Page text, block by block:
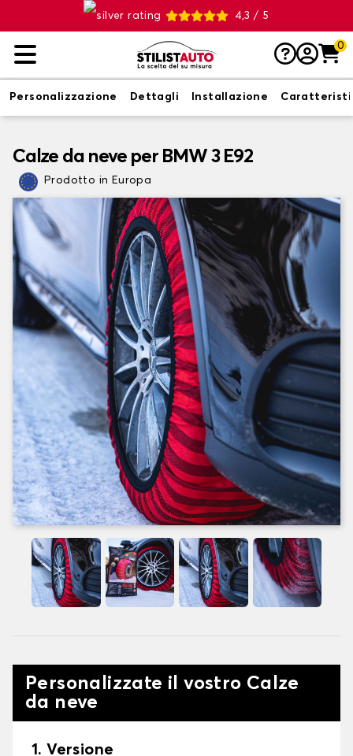
4,3 / 5
0
Personalizzazione Dettagli Installazione
Calze da neve per BMW 3 E92
Prodotto in Europa
Personalizzate il vostro Calze
da neve
1. Versione